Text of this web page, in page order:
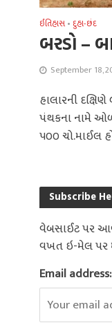
ઈતિહાસ • દુહા-છંદ
બરડો –
September 18,
હાલારની
પંથકના નામે
૫૦૦ ચો.માઈલ
Subscribe
વેબસાઈટ પર
વખત ઇ-મેલ પર
Email address: